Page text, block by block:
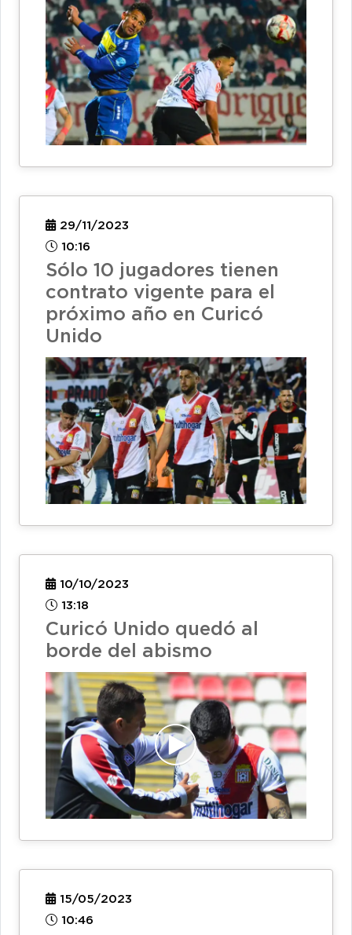
29/11/2023
10:16
Sólo 10 jugadores tienen
contrato vigente para el
próximo año en Curicó
Unido
10/10/2023
13:18
Curicó Unido quedó al
borde del abismo
15/05/2023
10:46